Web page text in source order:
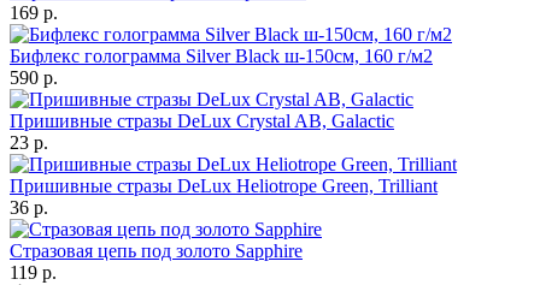
169 р.
Бифлекс голограмма Silver Black ш-150см, 160 г/м2
590 р.
Пришивные стразы DeLux Crystal AB, Galactic
23 р.
Пришивные стразы DeLux Heliotrope Green, Trilliant
36 р.
Стразовая цепь под золото Sapphire
119 р.